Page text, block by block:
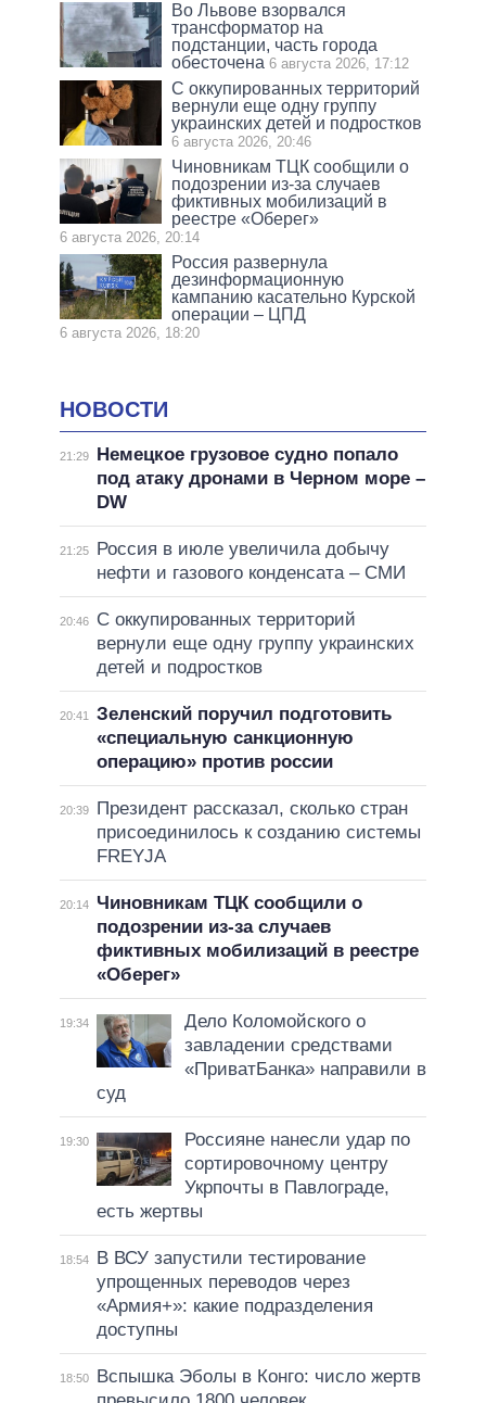
Во Львове взорвался
трансформатор на
подстанции, часть города
обесточена 6 августа 2026, 17:12
С оккупированных территорий
вернули еще одну группу
украинских детей и подростков
6 августа 2026, 20:46
Чиновникам ТЦК сообщили о
подозрении из-за случаев
фиктивных мобилизаций в
реестре «Оберег»
6 августа 2026, 20:14
Россия развернула
дезинформационную
кампанию касательно Курской
операции – ЦПД
6 августа 2026, 18:20
НОВОСТИ
21:29
Немецкое грузовое судно попало
под атаку дронами в Черном море –
DW
21:25
Россия в июле увеличила добычу
нефти и газового конденсата – СМИ
20:46
С оккупированных территорий
вернули еще одну группу украинских
детей и подростков
20:41
Зеленский поручил подготовить
«специальную санкционную
операцию» против россии
20:39
Президент рассказал, сколько стран
присоединилось к созданию системы
FREYJA
20:14
Чиновникам ТЦК сообщили о
подозрении из-за случаев
фиктивных мобилизаций в реестре
«Оберег»
19:34
Дело Коломойского о
завладении средствами
«ПриватБанка» направили в
суд
19:30
Россияне нанесли удар по
сортировочному центру
Укрпочты в Павлограде,
есть жертвы
18:54
В ВСУ запустили тестирование
упрощенных переводов через
«Армия+»: какие подразделения
доступны
18:50
Вспышка Эболы в Конго: число жертв